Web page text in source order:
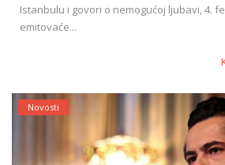
Istanbulu i govori o nemogućoj ljubavi, 4.
emitovaće...
Novosti